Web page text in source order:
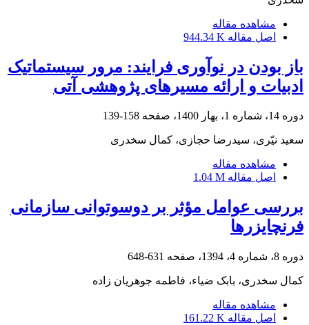
مشاهده مقاله
اصل مقاله 944.34 K
باز بودن در نوآوری فرایند: مرور سیستماتیک
ادبیات و ارائه مسیرهای پژوهشی آتی
دوره 14، شماره 1، بهار 1400، صفحه 158-139
سعید نیّری، سیدرضا حجازی، کمال سخدری
مشاهده مقاله
اصل مقاله 1.04 M
بررسی عوامل مؤثر بر دوسوتوانی سازمانی
فرنچایزرها
دوره 8، شماره 4، 1394، صفحه 631-648
کمال سخدری، بابک ضیاء، فاطمه جوهریان زاده
مشاهده مقاله
اصل مقاله 161.22 K